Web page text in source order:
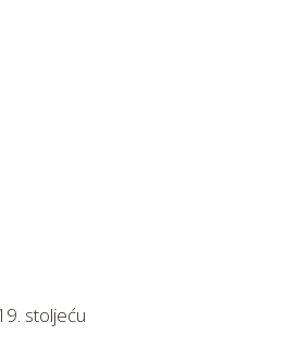
stoljeću